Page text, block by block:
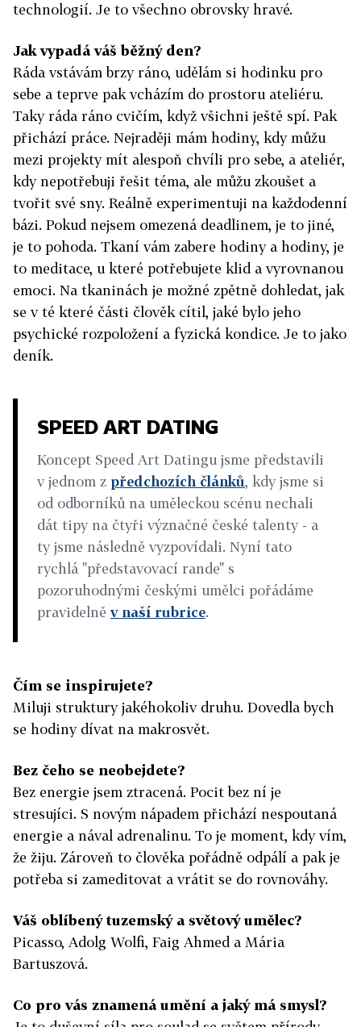
technologií. Je to všechno obrovsky hravé.
Jak vypadá váš běžný den?
Ráda vstávám brzy ráno, udělám si hodinku pro
sebe a teprve pak vcházím do prostoru ateliéru.
Taky ráda ráno cvičím, když všichni ještě spí. Pak
přichází práce. Nejraději mám hodiny, kdy můžu
mezi projekty mít alespoň chvíli pro sebe, a ateliér,
kdy nepotřebuji řešit téma, ale můžu zkoušet a
tvořit své sny. Reálně experimentuji na každodenní
bázi. Pokud nejsem omezená deadlinem, je to jiné,
je to pohoda. Tkaní vám zabere hodiny a hodiny, je
to meditace, u které potřebujete klid a vyrovnanou
emoci. Na tkaninách je možné zpětně dohledat, jak
se v té které části člověk cítil, jaké bylo jeho
psychické rozpoložení a fyzická kondice. Je to jako
deník.
SPEED ART DATING
Koncept Speed Art Datingu jsme představili
v jednom z předchozích článků, kdy jsme si
od odborníků na uměleckou scénu nechali
dát tipy na čtyři význačné české talenty - a
ty jsme následně vyzpovídali. Nyní tato
rychlá "představovací rande" s
pozoruhodnými českými umělci pořádáme
pravidelněv naší rubrice.
Čím se inspirujete?
Miluji struktury jakéhokoliv druhu. Dovedla bych
se hodiny dívat na makrosvět.
Bez čeho se neobejdete?
Bez energie jsem ztracená. Pocit bez ní je
stresujíci. S novým nápadem přichází nespoutaná
energie a nával adrenalinu. To je moment, kdy vím,
že žiju. Zároveň to člověka pořádně odpálí a pak je
potřeba si zameditovat a vrátit se do rovnováhy.
Váš oblíbený tuzemský a světový umělec?
Picasso, Adolg Wolfi, Faig Ahmed a Mária
Bartuszová.
Co pro vás znamená umění a jaký má smysl?